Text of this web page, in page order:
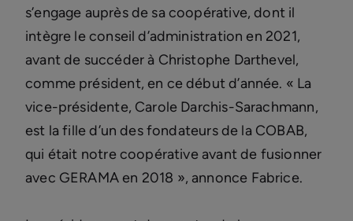
s’engage auprès de sa coopérative, dont il
intègre le conseil d’administration en 2021,
avant de succéder à Christophe Darthevel,
comme président, en ce début d’année. « La
vice-présidente, Carole Darchis-Sarachmann,
est la fille d’un des fondateurs de la COBAB,
qui était notre coopérative avant de fusionner
avec GERAMA en 2018 », annonce Fabrice.